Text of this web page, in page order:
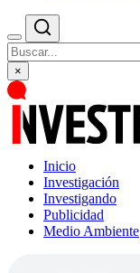
×
Inicio
Investigación
Investigando
Publicidad
Medio Ambiente